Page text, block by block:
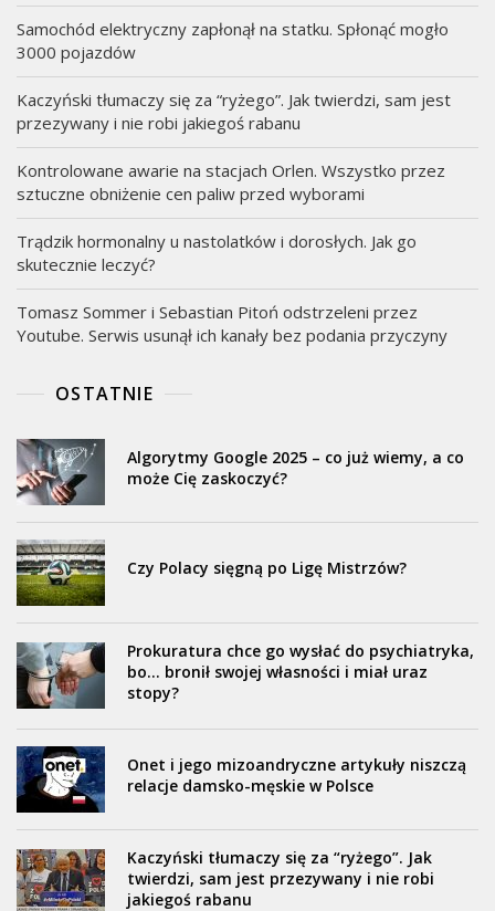
Samochód elektryczny zapłonął na statku. Spłonąć mogło
3000 pojazdów
Kaczyński tłumaczy się za “ryżego”. Jak twierdzi, sam jest
przezywany i nie robi jakiegoś rabanu
Kontrolowane awarie na stacjach Orlen. Wszystko przez
sztuczne obniżenie cen paliw przed wyborami
Trądzik hormonalny u nastolatków i dorosłych. Jak go
skutecznie leczyć?
Tomasz Sommer i Sebastian Pitoń odstrzeleni przez
Youtube. Serwis usunął ich kanały bez podania przyczyny
OSTATNIE
Algorytmy Google 2025 – co już wiemy, a co
może Cię zaskoczyć?
Czy Polacy sięgną po Ligę Mistrzów?
Prokuratura chce go wysłać do psychiatryka,
bo… bronił swojej własności i miał uraz
stopy?
Onet i jego mizoandryczne artykuły niszczą
relacje damsko-męskie w Polsce
Kaczyński tłumaczy się za “ryżego”. Jak
twierdzi, sam jest przezywany i nie robi
jakiegoś rabanu